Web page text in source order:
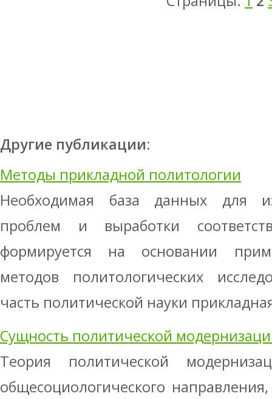
Другие публикации:
Методы прикладной политологии
Необходимая база данных для
проблем и выработки
формируется на основании
методов политологических
часть политической науки
Сущность политической
Теория политической
общесоциологического